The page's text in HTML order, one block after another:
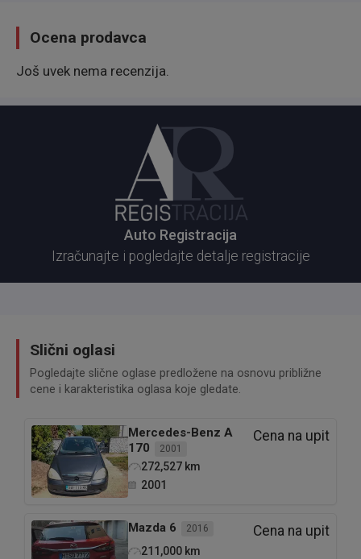
Ocena prodavca
Još uvek nema recenzija.
Auto Registracija
Izračunajte i pogledajte detalje registracije
Slični oglasi
Pogledajte slične oglase predložene na osnovu približne
cene i karakteristika oglasa koje gledate.
Mercedes-Benz A
170
2001
Cena na upit
272,527 km
2001
Mazda 6 2016 Cena na upit
211,000 km